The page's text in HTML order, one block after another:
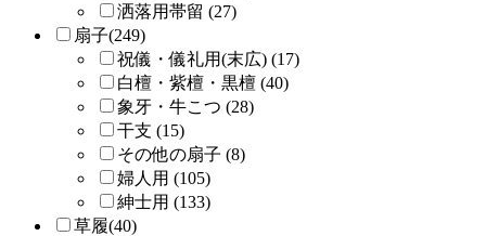
洒落用帯留 (27)
扇子(249)
祝儀・儀礼用(末広) (17)
白檀・紫檀・黒檀 (40)
象牙・牛こつ (28)
干支 (15)
その他の扇子 (8)
婦人用 (105)
紳士用 (133)
草履(40)